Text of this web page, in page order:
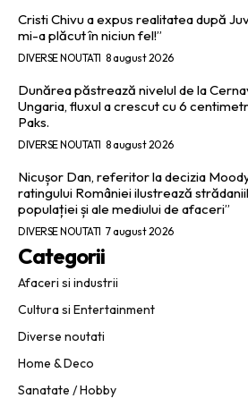
Cristi Chivu a expus realitatea după
mi-a plăcut în niciun fel!”
DIVERSE NOUTATI 8 august 2026
Dunărea păstrează nivelul de la
Ungaria, fluxul a crescut cu 6
Paks.
DIVERSE NOUTATI 8 august 2026
Nicușor Dan, referitor la decizia
ratingului României ilustrează
populației și ale mediului de afaceri”
DIVERSE NOUTATI 7 august 2026
Categorii
Afaceri si industrii
Cultura si Entertainment
Diverse noutati
Home & Deco
Sanatate / Hobby